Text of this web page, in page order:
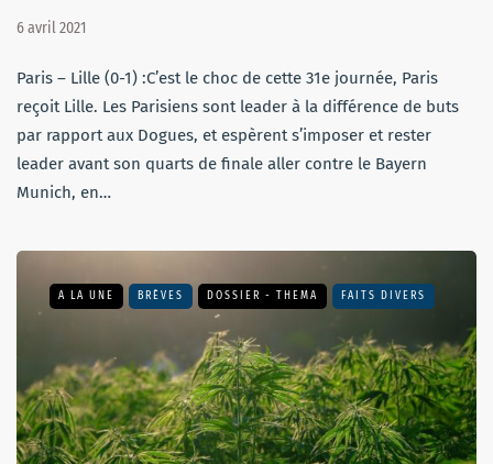
6 avril 2021
Paris – Lille (0-1) :C’est le choc de cette 31e journée, Paris
reçoit Lille. Les Parisiens sont leader à la différence de buts
par rapport aux Dogues, et espèrent s’imposer et rester
leader avant son quarts de finale aller contre le Bayern
Munich, en…
A LA UNE BRÈVES DOSSIER - THEMA FAITS DIVERS